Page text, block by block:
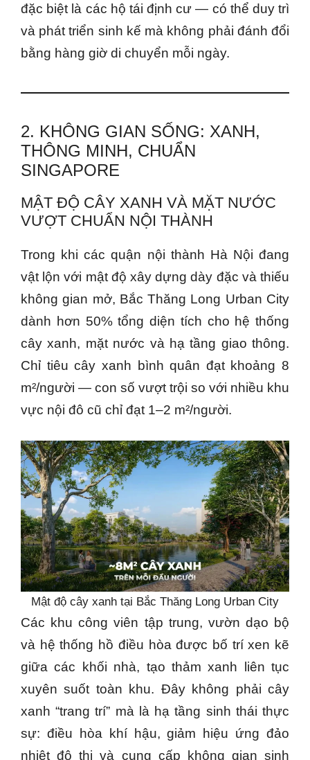
đặc biệt là các hộ tái định cư — có thể duy trì
và phát triển sinh kế mà không phải đánh đổi
bằng hàng giờ di chuyển mỗi ngày.
2. KHÔNG GIAN SỐNG: XANH,
THÔNG MINH, CHUẨN
SINGAPORE
MẬT ĐỘ CÂY XANH VÀ MẶT NƯỚC
VƯỢT CHUẨN NỘI THÀNH
Trong khi các quận nội thành Hà Nội đang
vật lộn với mật độ xây dựng dày đặc và thiếu
không gian mở, Bắc Thăng Long Urban City
dành hơn 50% tổng diện tích cho hệ thống
cây xanh, mặt nước và hạ tầng giao thông.
Chỉ tiêu cây xanh bình quân đạt khoảng 8
m²/người — con số vượt trội so với nhiều khu
vực nội đô cũ chỉ đạt 1–2 m²/người.
Mật độ cây xanh tại Bắc Thăng Long Urban City
Các khu công viên tập trung, vườn dạo bộ
và hệ thống hồ điều hòa được bố trí xen kẽ
giữa các khối nhà, tạo thảm xanh liên tục
xuyên suốt toàn khu. Đây không phải cây
xanh “trang trí” mà là hạ tầng sinh thái thực
sự: điều hòa khí hậu, giảm hiệu ứng đảo
nhiệt đô thị và cung cấp không gian sinh